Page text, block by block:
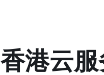
香港云